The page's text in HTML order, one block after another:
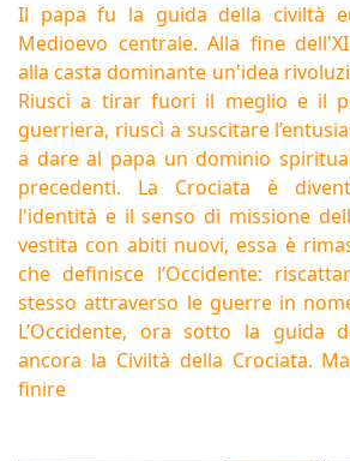
Il papa fu la guida della civiltà
Medioevo centrale. Alla fine
alla casta dominante un'idea
Riuscì a tirar fuori il meglio e il
guerriera, riuscì a suscitare
a dare al papa un dominio
precedenti. La Crociata è
l'identità e il senso di missione
vestita con abiti nuovi, essa è
che definisce l’Occidente:
stesso attraverso le guerre in
L’Occidente, ora sotto la guida
ancora la Civiltà della Crociata.
finire